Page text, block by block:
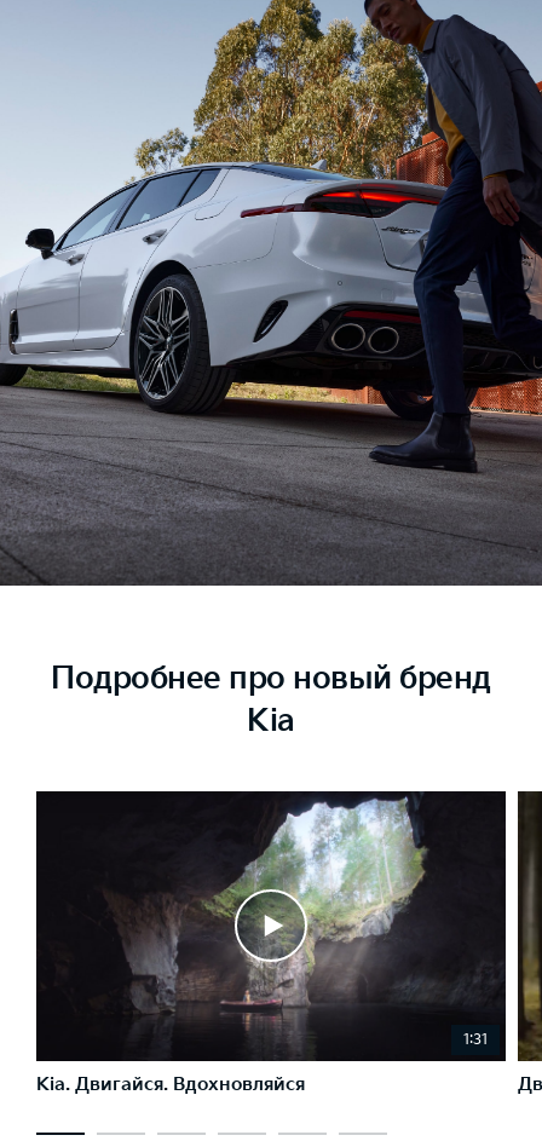
Подробнее про новый бренд
Kia
1:31
Kia. Двигайся. Вдохновляйся